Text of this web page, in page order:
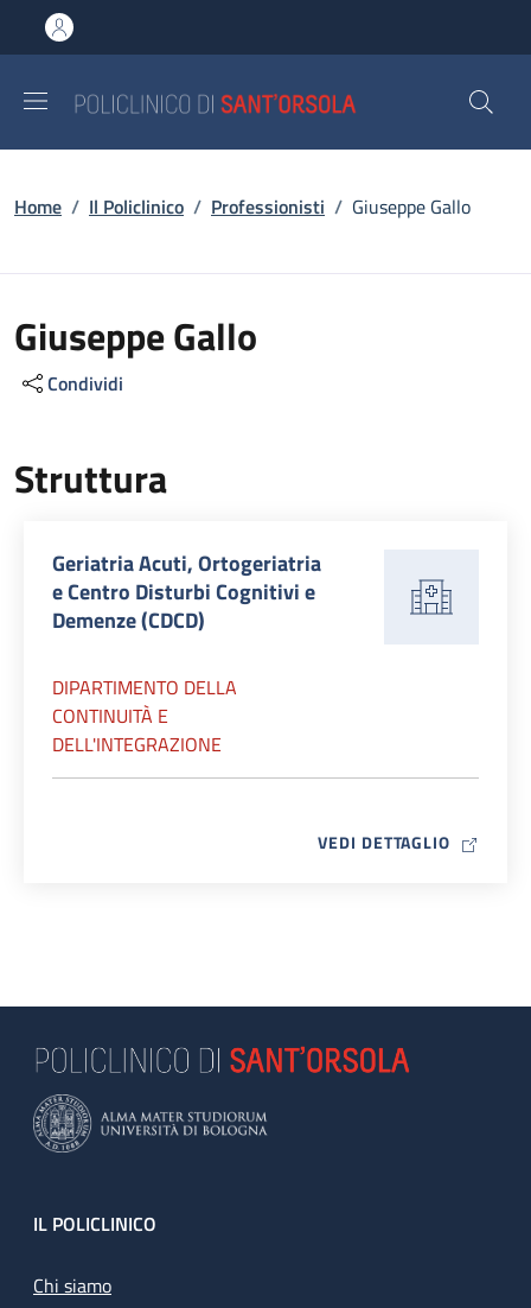
al contenuto principale
to footer content
Briciole di pane
Home / Il Policlinico / Professionisti / Giuseppe Gallo
Giuseppe Gallo
Condividi
Struttura
Geriatria Acuti, Ortogeriatria
e Centro Disturbi Cognitivi e
Demenze (CDCD)
DIPARTIMENTO DELLA
CONTINUITÀ E
DELL'INTEGRAZIONE
VEDI DETTAGLIO MAP ICON
Footer
IL POLICLINICO
Chi siamo